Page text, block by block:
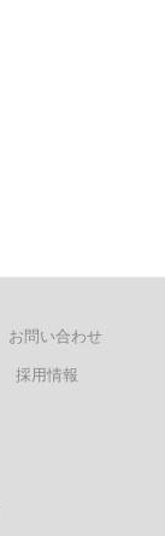
お問い合わせ
採用情報